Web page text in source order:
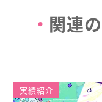
関連の
実績紹介